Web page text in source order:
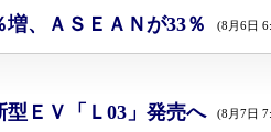
増、ＡＳＥＡＮが33％ (8月6日
ＥＶ「Ｌ03」発売へ (8月7日